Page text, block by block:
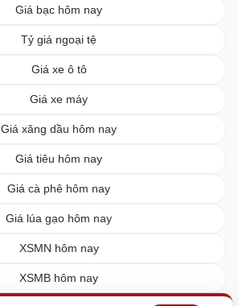
Giá bạc hôm nay
Tỷ giá ngoại tệ
Giá xe ô tô
Giá xe máy
Giá xăng dầu hôm nay
Giá tiêu hôm nay
Giá cà phê hôm nay
Giá lúa gạo hôm nay
XSMN hôm nay
XSMB hôm nay